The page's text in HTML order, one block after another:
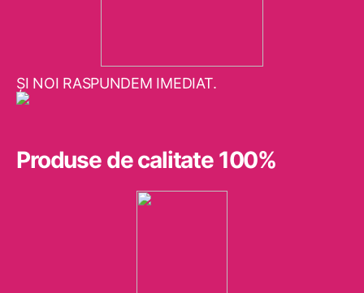
ŞI NOI RASPUNDEM IMEDIAT.
Produse de calitate 100%